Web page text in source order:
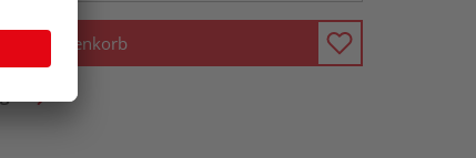
In den Warenkorb